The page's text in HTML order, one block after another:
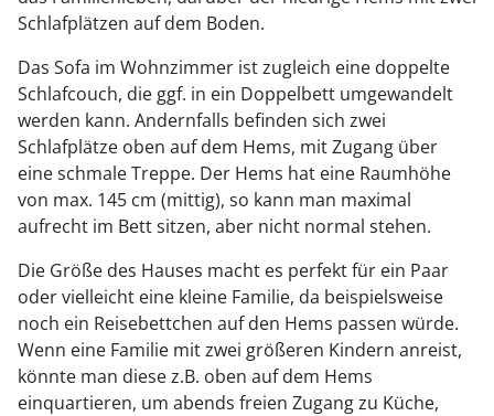
Schlafplätzen auf dem Boden.
Das Sofa im Wohnzimmer ist zugleich eine doppelte
Schlafcouch, die ggf. in ein Doppelbett umgewandelt
werden kann. Andernfalls befinden sich zwei
Schlafplätze oben auf dem Hems, mit Zugang über
eine schmale Treppe. Der Hems hat eine Raumhöhe
von max. 145 cm (mittig), so kann man maximal
aufrecht im Bett sitzen, aber nicht normal stehen.
Die Größe des Hauses macht es perfekt für ein Paar
oder vielleicht eine kleine Familie, da beispielsweise
noch ein Reisebettchen auf den Hems passen würde.
Wenn eine Familie mit zwei größeren Kindern anreist,
könnte man diese z.B. oben auf dem Hems
einquartieren, um abends freien Zugang zu Küche,